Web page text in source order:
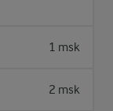
1 msk
2 msk